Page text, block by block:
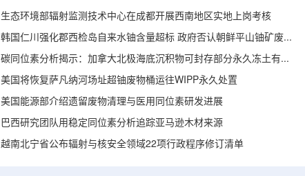
生态环境部辐射监测技术中心在成都开展西南地区实地上岗考核
韩国仁川强化郡西检岛自来水铀含量超标 政府否认朝鲜平山铀矿废水影响
碳同位素分析揭示：加拿大北极海底沉积物可封存部分永久冻土有机碳
美国将恢复萨凡纳河场址超铀废物桶运往WIPP永久处置
美国能源部介绍遗留废物清理与医用同位素研发进展
巴西研究团队用稳定同位素分析追踪亚马逊木材来源
越南北宁省公布辐射与核安全领域22项行政程序修订清单